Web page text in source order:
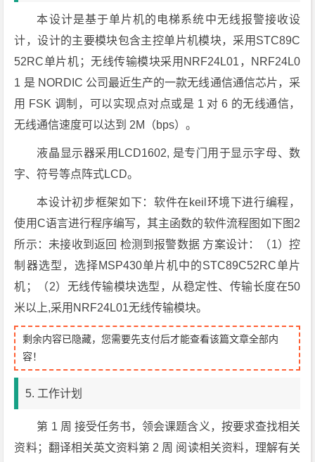
本设计是基于单片机的电梯系统中无线报警接收设
计，设计的主要模块包含主控单片机模块，采用STC89C
52RC单片机；无线传输模块采用NRF24L01，NRF24L0
1 是 NORDIC 公司最近生产的一款无线通信通信芯片，采
用 FSK 调制，可以实现点对点或是 1 对 6 的无线通信，
无线通信速度可以达到 2M（bps）。
液晶显示器采用LCD1602, 是专门用于显示字母、数
字、符号等点阵式LCD。
本设计初步框架如下：软件在keil环境下进行编程，
使用C语言进行程序编写，其主函数的软件流程图如下图2
所示：未接收到返回 检测到报警数据 方案设计：（1）控
制器选型，选择MSP430单片机中的STC89C52RC单片
机；（2）无线传输模块选型，从稳定性、传输长度在50
米以上,采用NRF24L01无线传输模块。
剩余内容已隐藏，您需要先支付后才能查看该篇文章全部内
容！
5. 工作计划
第 1 周 接受任务书，领会课题含义，按要求查找相关
资料；翻译相关英文资料第 2 周 阅读相关资料，理解有关